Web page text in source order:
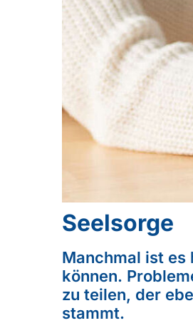
Seelsorge
Manchmal ist es
können.
zu teilen, der
stammt.